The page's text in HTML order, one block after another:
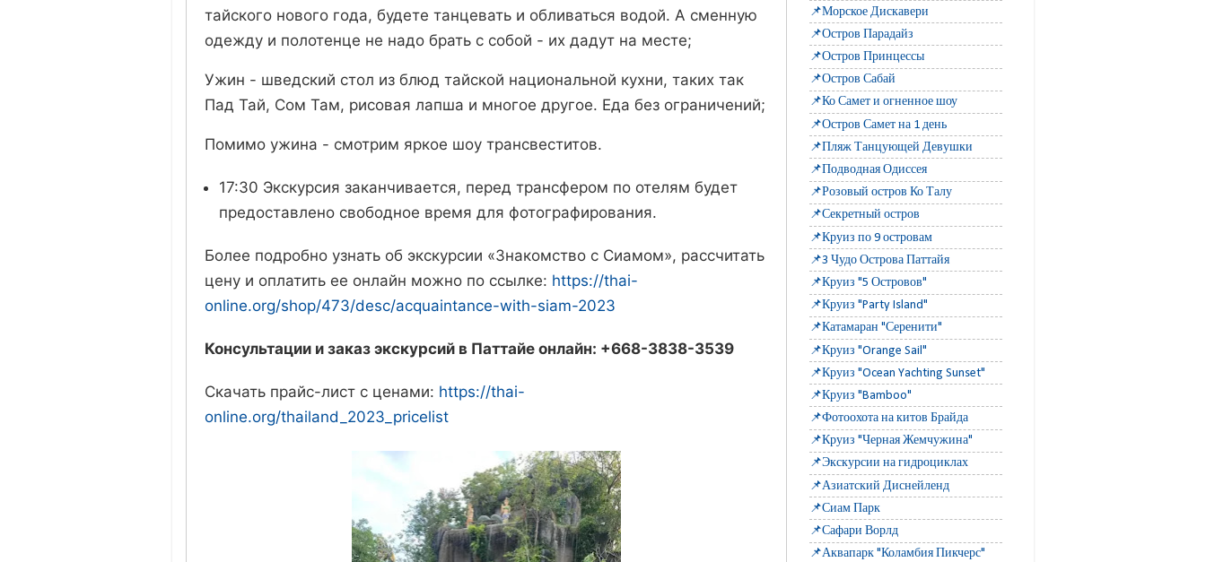
тайского нового года, будете танцевать и обливаться водой. А сменную
одежду и полотенце не надо брать с собой - их дадут на месте;
Ужин - шведский стол из блюд тайской национальной кухни, таких так
Пад Тай, Сом Там, рисовая лапша и многое другое. Еда без ограничений;
Помимо ужина - смотрим яркое шоу трансвеститов.
17:30 Экскурсия заканчивается, перед трансфером по отелям будет
предоставлено свободное время для фотографирования.
Более подробно узнать об экскурсии «Знакомство с Сиамом», рассчитать
цену и оплатить ее онлайн можно по ссылке: https://thai-
online.org/shop/473/desc/acquaintance-with-siam-2023
Консультации и заказ экскурсий в Паттайе онлайн: +668-3838-3539
Скачать прайс-лист с ценами: https://thai-
online.org/thailand_2023_pricelist
📌Морское Дискавери
📌Остров Парадайз
📌Остров Принцессы
📌Остров Сабай
📌Ко Самет и огненное шоу
📌Остров Самет на 1 день
📌Пляж Танцующей Девушки
📌Подводная Одиссея
📌Розовый остров Ко Талу
📌Секретный остров
📌Круиз по 9 островам
📌3 Чудо Острова Паттайя
📌Круиз "5 Островов"
📌Круиз "Party Island"
📌Катамаран "Серенити"
📌Круиз "Orange Sail"
📌Круиз "Ocean Yachting Sunset"
📌Круиз "Bamboo"
📌Фотоохота на китов Брайда
📌Круиз "Черная Жемчужина"
📌Экскурсии на гидроциклах
📌Азиатский Диснейленд
📌Сиам Парк
📌Сафари Ворлд
📌Аквапарк "Коламбия Пикчерс"